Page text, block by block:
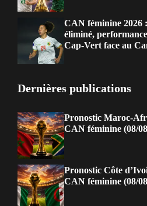
CAN féminine 2026
éliminé,
Cap-Vert face au
Dernières publications
Pronostic Maroc-
CAN féminine (08/
Pronostic Côte
CAN féminine (08/